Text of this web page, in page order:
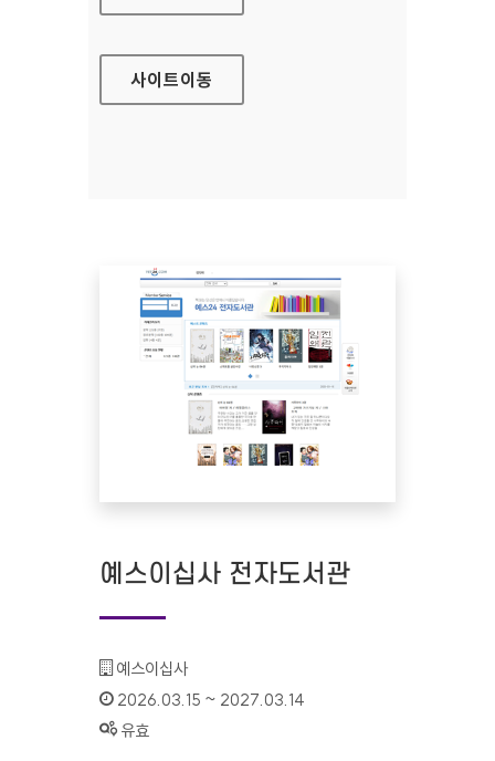
사이트이동
예스이십사 전자도서관
기관명 :
예스이십사
인증기간 :
2026.03.15 ~ 2027.03.14
상태 :
유효